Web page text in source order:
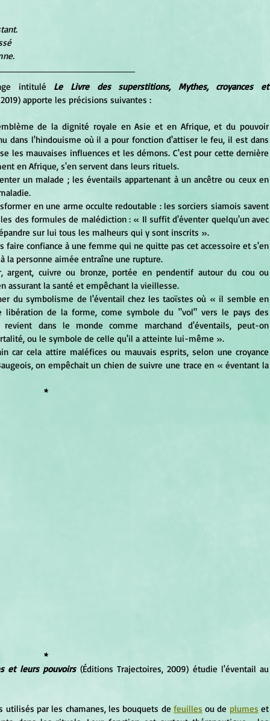
intitulé Le Livre des superstitions, Mythes, croyances et
apporte les précisions suivantes :
de la dignité royale en Asie et en Afrique, et du pouvoir
dans l'hindouisme où il a pour fonction d'attiser le feu, il est dans
les mauvaises influences et les démons. C'est pour cette dernière
en Afrique, s'en servent dans leurs rituels.
des formules de malédiction : « Il suffit d'éventer quelqu'un avec
sur lui tous les malheurs qui y sont inscrits ».
la personne aimée entraîne une rupture.
assurant la santé et empêchant la vieillesse.
libération de la forme, come symbole du "vol" vers le pays des
dans le monde comme marchand d'éventails, peut-on
ou le symbole de celle qu'il a atteinte lui-même ».
on empêchait un chien de suivre une trace en « éventant la
*
*
et leurs pouvoirs (Éditions Trajectoires, 2009) étudie l'éventail au
utilisés par les chamanes, les bouquets de
feuilles ou de plumes et